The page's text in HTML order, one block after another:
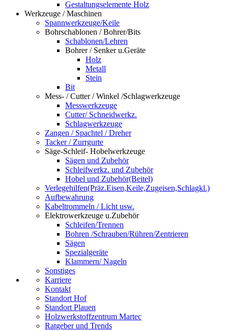
Gestaltungselemente Holz
Werkzeuge / Maschinen
Spannwerkzeuge/Keile
Bohrschablonen / Bohrer/Bits
Schablonen/Lehren
Bohrer / Senker u.Geräte
Holz
Metall
Stein
Bit
Mess- / Cutter / Winkel /Schlagwerkzeuge
Messwerkzeuge
Cutter/ Schneidwerkz.
Schlagwerkzeuge
Zangen / Spachtel / Dreher
Tacker / Zurrgurte
Säge-Schleif- Hobelwerkzeuge
Sägen und Zubehör
Schleifwerkz. und Zubehör
Hobel und Zubehör(Beitel)
Verlegehilfen(Präz.Eisen,Keile,Zugeisen,Schlagkl.)
Aufbewahrung
Kabeltrommeln / Licht usw.
Elektrowerkzeuge u.Zubehör
Schleifen/Trennen
Bohren /Schrauben/Rühren/Zentrieren
Sägen
Spezialgeräte
Klammern/ Nageln
Sonstiges
Karriere
Kontakt
Standort Hof
Standort Plauen
Holzwerkstoffzentrum Martec
Ratgeber und Trends